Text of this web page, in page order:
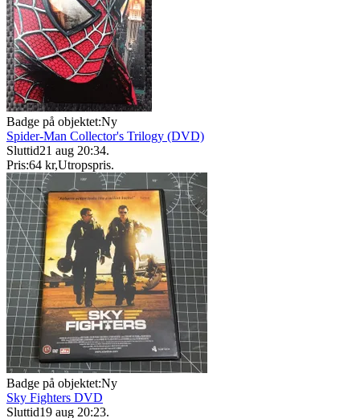
Badge på objektet:Ny
Spider-Man Collector's Trilogy (DVD)
Sluttid21 aug 20:34.
Pris:64 kr,Utropspris.
Badge på objektet:Ny
Sky Fighters DVD
Sluttid19 aug 20:23.